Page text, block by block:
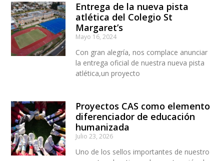
Entrega de la nueva pista
atlética del Colegio St
Margaret’s
Mayo 16, 2024
Con gran alegría, nos complace anunciar
la entrega oficial de nuestra nueva pista
atlética,un proyecto
Proyectos CAS como elemento
diferenciador de educación
humanizada
Julio 23, 2026
Uno de los sellos importantes de nuestro